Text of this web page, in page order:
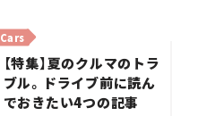
Cars
【特集】夏のクルマのトラ
ブル。ドライブ前に読ん
でおきたい4つの記事